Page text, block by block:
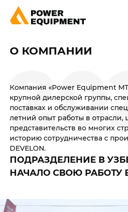
О КОМПАНИИ
Компания «Power Equipment
крупной дилерской группы,
поставках и обслуживании
летний опыт работы в отрасли,
представительств во многих
историю сотрудничества с
DEVELON.
ПОДРАЗДЕЛЕНИЕ В
НАЧАЛО СВОЮ РАБОТУ